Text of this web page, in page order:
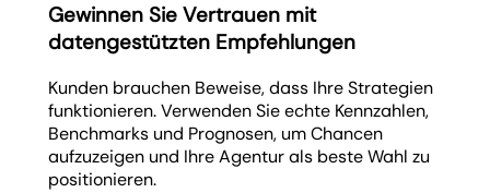
Gewinnen Sie Vertrauen mit
datengestützten Empfehlungen
Kunden brauchen Beweise, dass Ihre Strategien
funktionieren. Verwenden Sie echte Kennzahlen,
Benchmarks und Prognosen, um Chancen
aufzuzeigen und Ihre Agentur als beste Wahl zu
positionieren.